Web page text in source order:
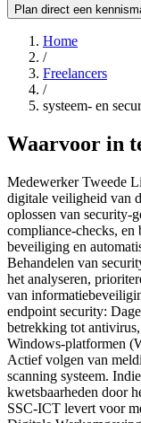
Plan direct een
Home
/
Freelancers
/
systeem- en
Waarvoor in
Medewerker Tweede
digitale veiligheid van
oplossen van security-
compliance-checks,
beveiliging en
Behandelen van
het analyseren,
van
endpoint security:
betrekking tot
Windows-platformen
Actief volgen van
scanning systeem.
kwetsbaarheden door
SSC-ICT levert voor